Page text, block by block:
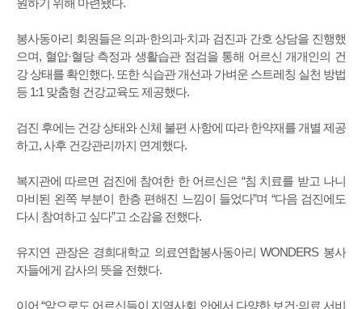
원하기 위해 마련됐다.
봉사동아리 회원들은 의과·한의과·치과 검진과 간호 상담을 진행했
으며, 혈압·혈당 측정과 생활습관 점검을 통해 어르신 개개인의 건
강 상태를 확인했다. 또한 식습관 개선과 가벼운 스트레칭 실천 방법
등 1:1 맞춤형 건강교육도 제공했다.
검진 후에는 건강 상태와 신체 불편 사항에 따라 한약재를 개별 제공
하고, 사후 건강관리까지 연계했다.
복지관에 따르면 검진에 참여한 한 어르신은 “침 치료를 받고 나니
마비된 왼쪽 부분이 한층 편해진 느낌이 들었다”며 “다음 검진에도
다시 참여하고 싶다”고 소감을 전했다.
유지연 관장은 경희대학교 의료연합봉사동아리 WONDERS 봉사
자들에게 감사의 뜻을 전했다.
이어 “앞으로도 어르신들이 지역사회 안에서 다양한 보건·의료 서비